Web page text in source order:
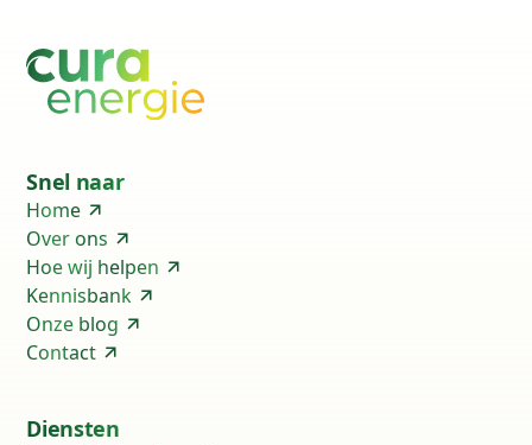
Snel naar
Home
Over ons
Hoe wij helpen
Kennisbank
Onze blog
Contact
Diensten